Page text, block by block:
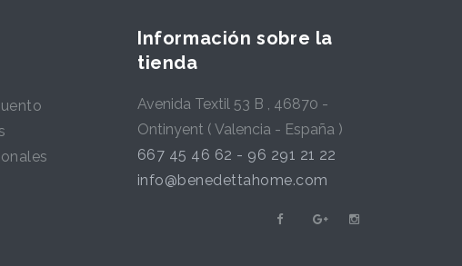
Información sobre la
tienda
Avenida Textil 53 B , 46870 -
Ontinyent ( Valencia - España )
667 45 46 62 - 96 291 21 22
info@benedettahome.com